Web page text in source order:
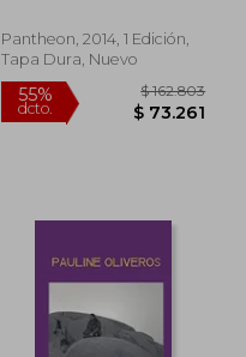
Pantheon, 2014, 1 Edición,
Tapa Dura, Nuevo